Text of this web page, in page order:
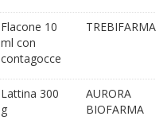
Flacone 10
ml con
contagocce
TREBIFARMA
Lattina 300
g
AURORA
BIOFARMA